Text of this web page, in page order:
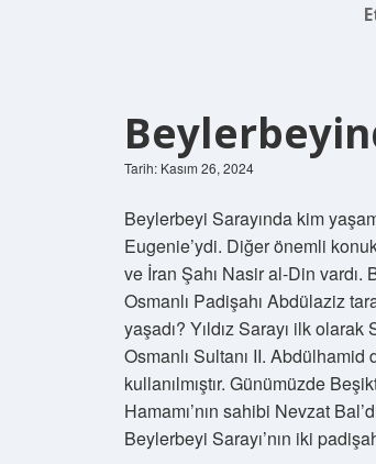
Tarih: Kasım 26, 2024
Beylerbeyi Sarayında kim
Eugenie’ydi. Diğer önemli
ve İran Şahı Nasir al-Din vardı.
Osmanlı Padişahı Abdülaziz
yaşadı? Yıldız Sarayı ilk
Osmanlı Sultanı II.
kullanılmıştır. Günümüzde
Hamamı’nın sahibi Nevzat
Beylerbeyi Sarayı’nın iki